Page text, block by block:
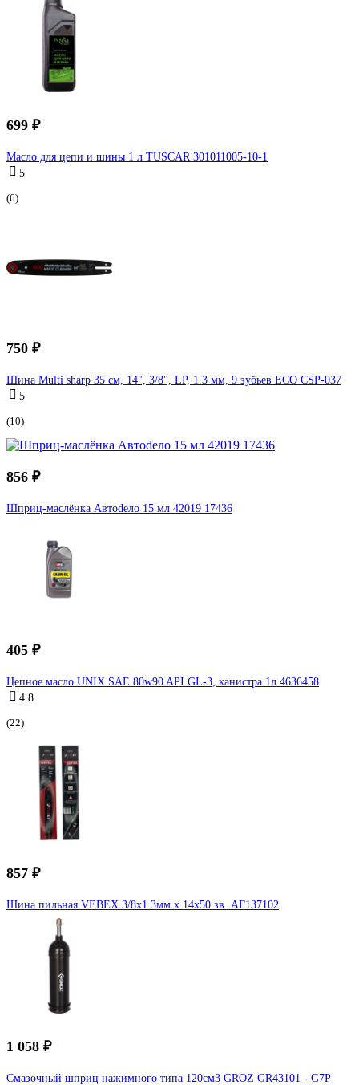
699 ₽
Масло для цепи и шины 1 л TUSCAR 301011005-10-1
5
(6)
750 ₽
Шина Multi sharp 35 см, 14", 3/8", LP, 1.3 мм, 9 зубьев ECO CSP-037
5
(10)
856 ₽
Шприц-маслёнка Автоdело 15 мл 42019 17436
405 ₽
Цепное масло UNIX SAE 80w90 API GL-3, канистра 1л 4636458
4.8
(22)
857 ₽
Шина пильная VEBEX 3/8x1.3мм х 14x50 зв. АГ137102
1 058 ₽
Смазочный шприц нажимного типа 120см3 GROZ GR43101 - G7P